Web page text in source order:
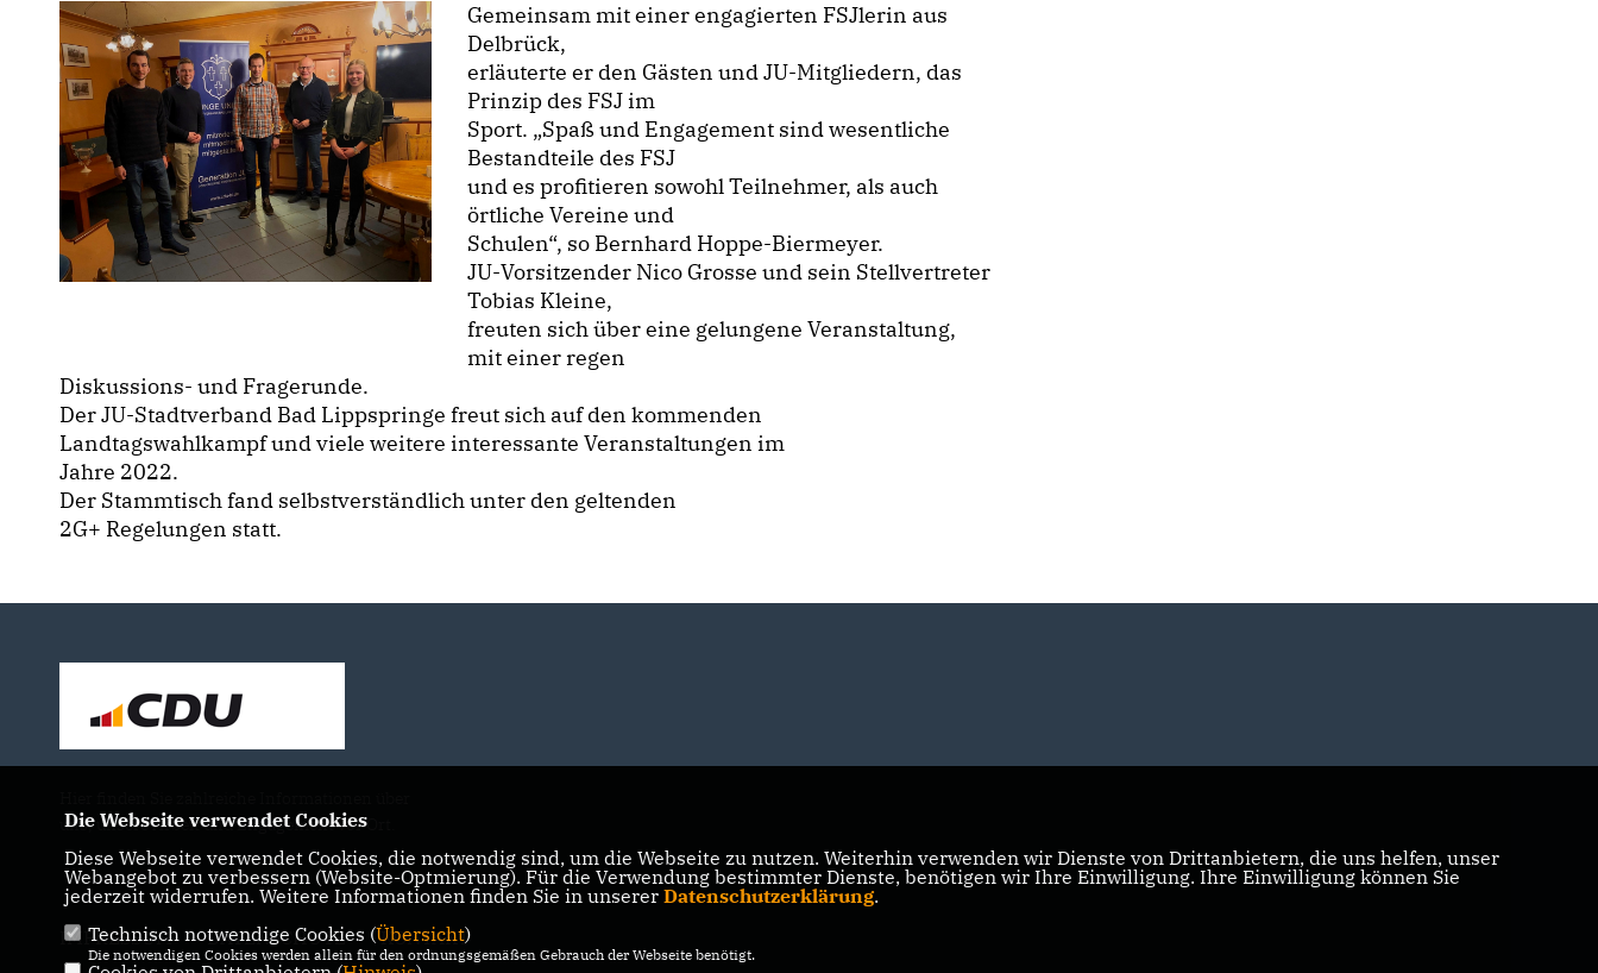
Gemeinsam mit einer engagierten FSJlerin aus
Delbrück,
erläuterte er den Gästen und JU-Mitgliedern, das
Prinzip des FSJ im
Sport. „Spaß und Engagement sind wesentliche
Bestandteile des FSJ
und es profitieren sowohl Teilnehmer, als auch
örtliche Vereine und
Schulen“, so Bernhard Hoppe-Biermeyer.
JU-Vorsitzender Nico Grosse und sein Stellvertreter
Tobias Kleine,
freuten sich über eine gelungene Veranstaltung,
mit einer regen
Diskussions- und Fragerunde.
Der JU-Stadtverband Bad Lippspringe freut sich auf den kommenden
Landtagswahlkampf und viele weitere interessante Veranstaltungen im
Jahre 2022.
Der Stammtisch fand selbstverständlich unter den geltenden
2G+ Regelungen statt.
uns, unsere Arbeit und Engagement vor Ort.
IMPRESSUM DATENSCHUTZ KONTAKT
Die Webseite verwendet Cookies
Diese Webseite verwendet Cookies, die notwendig sind, um die Webseite zu nutzen. Weiterhin verwenden wir Dienste von Drittanbietern, die uns helfen, unser
Webangebot zu verbessern (Website-Optmierung). Für die Verwendung bestimmter Dienste, benötigen wir Ihre Einwilligung. Ihre Einwilligung können Sie
jederzeit widerrufen. Weitere Informationen finden Sie in unserer Datenschutzerklärung.
Technisch notwendige Cookies (Übersicht)
Die notwendigen Cookies werden allein für den ordnungsgemäßen Gebrauch der Webseite benötigt.